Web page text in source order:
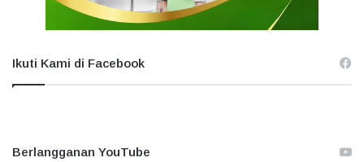
Ikuti Kami di Facebook
Berlangganan YouTube